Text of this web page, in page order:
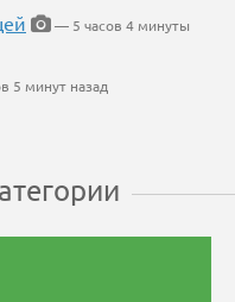
— 5 часов 4 минуты
5 минут назад